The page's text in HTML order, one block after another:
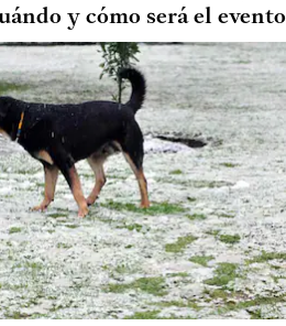
y cómo será el evento